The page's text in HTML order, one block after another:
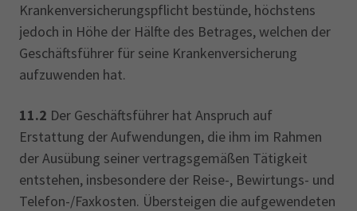
Krankenversicherungspflicht bestünde, höchstens
jedoch in Höhe der Hälfte des Betrages, welchen der
Geschäftsführer für seine Krankenversicherung
aufzuwenden hat.
11.2 Der Geschäftsführer hat Anspruch auf
Erstattung der Aufwendungen, die ihm im Rahmen
der Ausübung seiner vertragsgemäßen Tätigkeit
entstehen, insbesondere der Reise-, Bewirtungs- und
Telefon-/Faxkosten. Übersteigen die aufgewendeten